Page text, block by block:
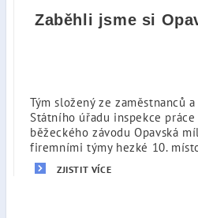
Zaběhli jsme si
Tým složený ze zaměstnanců
Státního úřadu inspekce
běžeckého závodu Opavská
firemními týmy hezké 10.
ZJISTIT VÍCE